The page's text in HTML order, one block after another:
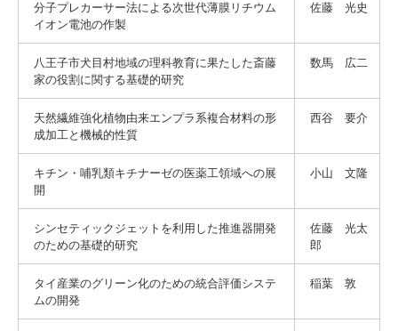
分子プレカーサー法による次世代薄膜リチウム
イオン電池の作製
佐藤 光史
八王子市犬目村地域の理科教育に果たした斎藤
家の役割に関する基礎的研究
数馬 広二
天然繊維強化植物由来エンプラ系複合材料の形
成加工と機械的性質
西谷 要介
キチン・哺乳類キチナーゼの医薬工領域への展
開
小山 文隆
シンセティックジェットを利用した推進器開発
のための基礎的研究
佐藤 光太
郎
タイ産業のグリーン化のための統合評価システ
ムの開発
稲葉 敦